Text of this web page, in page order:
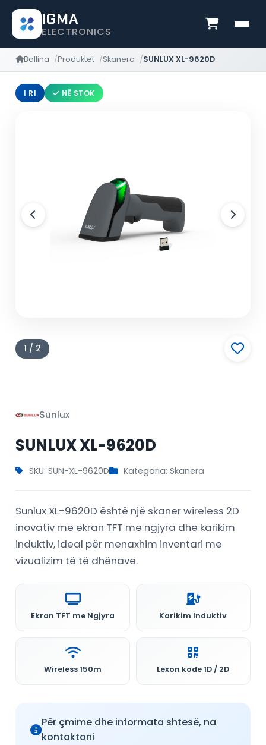
IGMA
ELECTRONICS
Ballina Produktet Skanera SUNLUX XL-9620D
I RI NË STOK
1 / 2
Sunlux
SUNLUX XL-9620D
SKU: SUN-XL-9620D Kategoria: Skanera
Sunlux XL-9620D është një skaner wireless 2D
inovativ me ekran TFT me ngjyra dhe karikim
induktiv, ideal për menaxhim inventari me
vizualizim të të dhënave.
Ekran TFT me Ngjyra Karikim Induktiv
Wireless 150m Lexon kode 1D / 2D
Për çmime dhe informata shtesë, na
kontaktoni